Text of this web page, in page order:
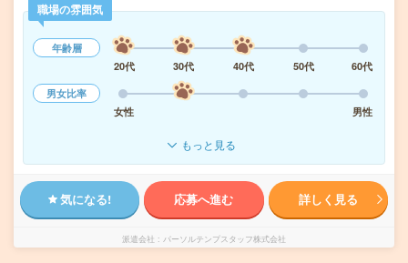
職場の雰囲気
年齢層
20代
30代 40代 50代
60代
男女比率
女性
男性
もっと見る
気になる! 応募へ進む 詳しく見る
派遣会社 パーソルテンプスタッフ株式会社